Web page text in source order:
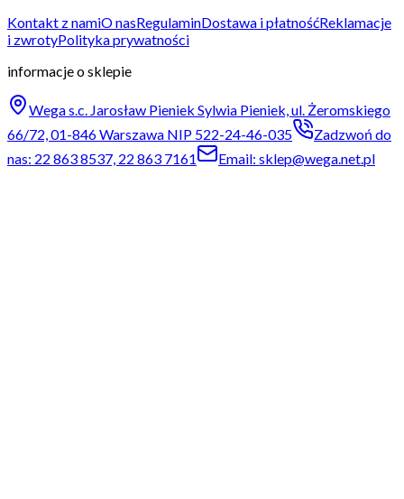
Kontakt z namiO nasRegulaminDostawa i płatnośćReklamacje
i zwrotyPolityka prywatności
informacje o sklepie
Wega s.c. Jarosław Pieniek Sylwia Pieniek, ul. Żeromskiego
66/72, 01-846 Warszawa NIP 522-24-46-035
Zadzwoń do
nas: 22 863 8537, 22 863 7161
Email: sklep@wega.net.pl